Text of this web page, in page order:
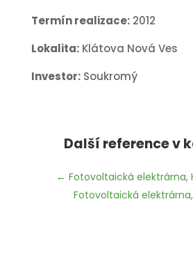
Termín realizace:2012
Lokalita:Klátova Nová Ves
Investor:Soukromý
Další reference v
← Fotovoltaická elektrárna,
Fotovoltaická